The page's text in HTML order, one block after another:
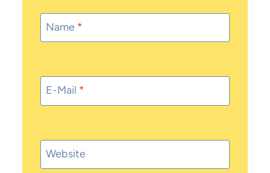
Name *
E-Mail *
Website